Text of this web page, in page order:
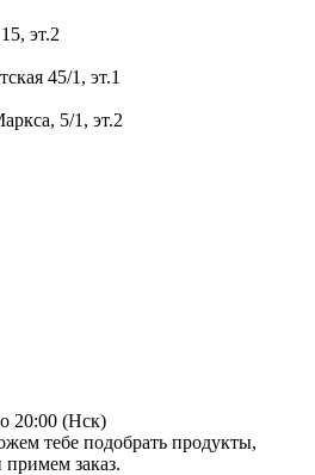
эт.2
45/1, эт.1
5/1​, эт.2
20:00 (Нск)
тебе подобрать продукты,
заказ.